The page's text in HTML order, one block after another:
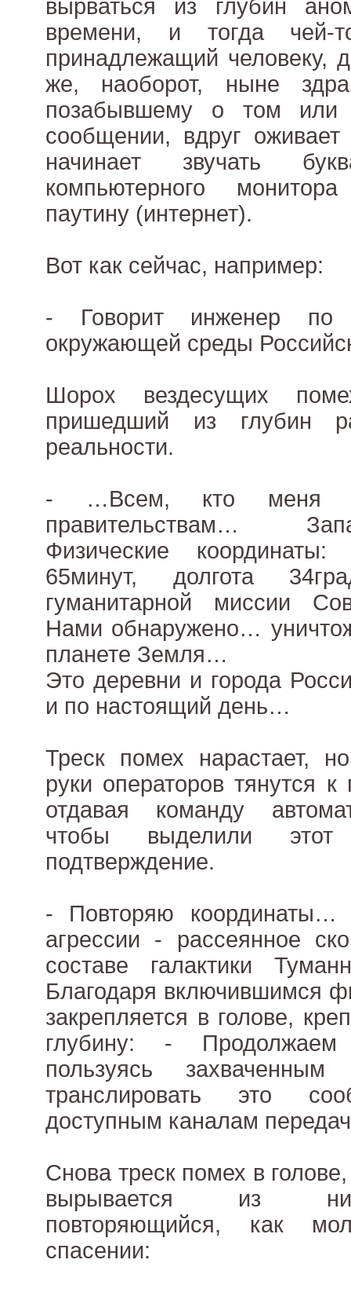
вырваться из глубин
времени, и тогда чей-
принадлежащий человеку,
же, наоборот, ныне
позабывшему о том или
сообщении, вдруг
начинает звучать
компьютерного
паутину (интернет).
Вот как сейчас, например:
- Говорит инженер
окружающей среды
Шорох вездесущих
пришедший из глубин
реальности.
- …Всем, кто меня
правительствам…
Физические координаты:
65минут, долгота
гуманитарной миссии
Нами обнаружено…
планете Земля…
Это деревни и города
и по настоящий день…
Треск помех нарастает,
руки операторов тянутся
отдавая команду
чтобы выделили
подтверждение.
- Повторяю координаты…
агрессии - рассеянное
составе галактики
Благодаря включившимся
закрепляется в голове,
глубину: - Продолжаем
пользуясь
транслировать это
доступным каналам
Снова треск помех в
вырывается из
повторяющийся, как
спасении: